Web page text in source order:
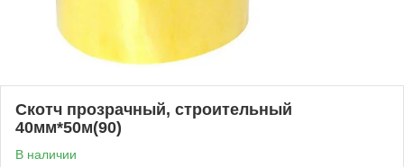
Скотч прозрачный, строительный
40мм*50м(90)
В наличии